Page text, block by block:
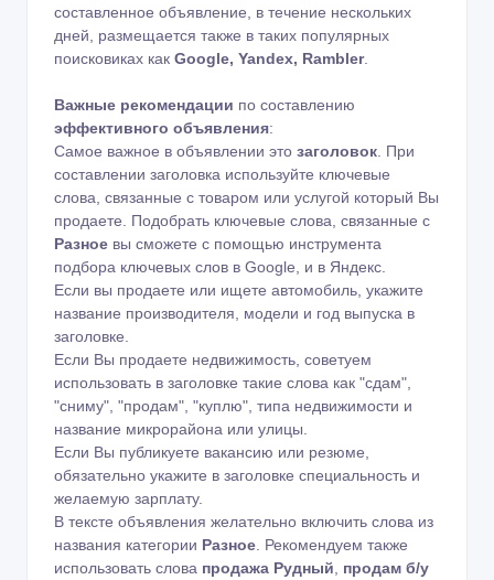
составленное объявление, в течение нескольких
дней, размещается также в таких популярных
поисковиках как Google, Yandex, Rambler.
Важные рекомендации по составлению
эффективного объявления:
Самое важное в объявлении это заголовок . При
составлении заголовка используйте ключевые
слова, связанные с товаром или услугой который Вы
продаете. Подобрать ключевые слова, связанные с
Разное вы сможете с помощью инструмента
подбора ключевых слов в Google
и в Яндекс
Если вы продаете или ищете автомобиль, укажите
название производителя, модели и год выпуска в
заголовке.
Если Вы продаете недвижимость, советуем
использовать в заголовке такие слова как "сдам",
"сниму", "продам", "куплю", типа недвижимости и
название микрорайона или улицы.
Если Вы публикуете вакансию или резюме,
обязательно укажите в заголовке специальность и
желаемую зарплату.
В тексте объявления желательно включить слова из
названия категории Разное . Рекомендуем также
использовать слова продажа Рудный
продам б/у